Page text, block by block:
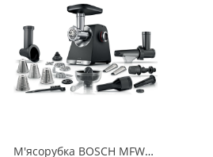
М'ясорубка BOSCH MFWS682B